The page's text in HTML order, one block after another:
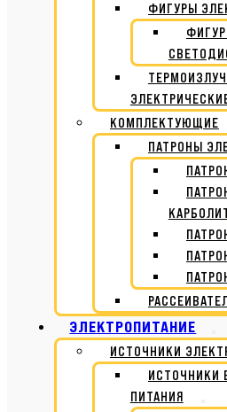
ФИГУРЫ
КОМПЛЕКТУЮЩИЕ
ПАТРОНЫ
ЭЛЕКТРОПИТАНИЕ
ИСТОЧНИКИ
ИСТОЧНИКИ
ПИТАНИЯ